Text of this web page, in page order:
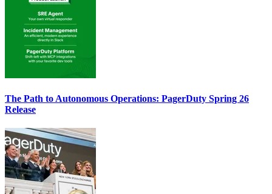
The Path to Autonomous Operations: PagerDuty Spring 26
Release